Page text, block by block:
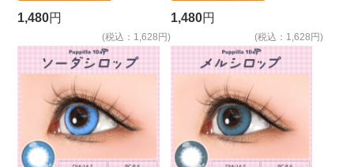
1,480円
(税込：1,628円)
1,480円
(税込：1,628円)